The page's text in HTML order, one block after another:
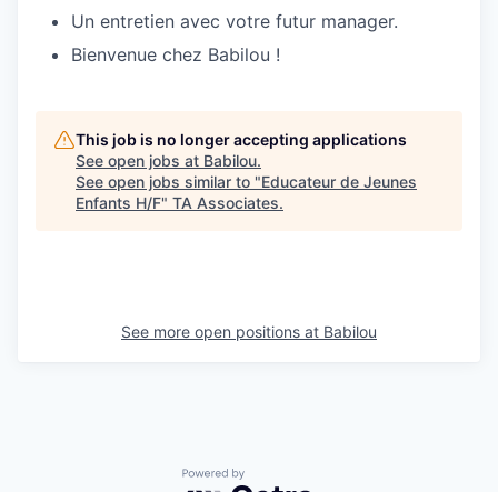
Un entretien avec votre futur manager.
Bienvenue chez Babilou !
This job is no longer accepting applications
See open jobs at Babilou.
See open jobs similar to "Educateur de Jeunes
Enfants H/F" TA Associates.
See more open positions at Babilou
Powered by Getro.com